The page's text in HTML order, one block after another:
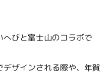
びと富士山のコラボで
ザインされる際や、年賀